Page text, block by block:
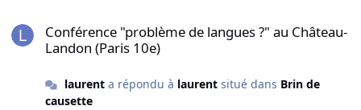
Conférence "problème de langues ?" au Château-
Landon (Paris 10e)
laurenta répondu à laurentsitué dans Brin de
causette